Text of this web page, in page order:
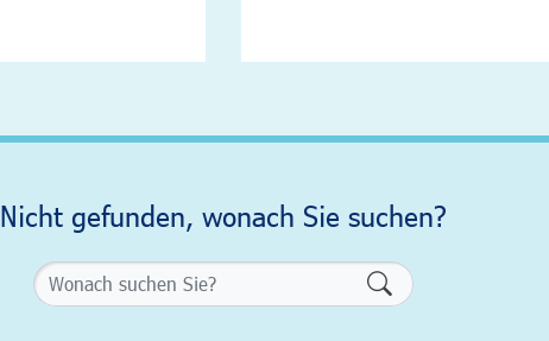
Nicht gefunden, wonach Sie suchen?
Formularschaltfläche